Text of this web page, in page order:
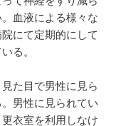
血液による様々な
にて定期的にして
る。
た目で男性に見ら
男性に見られてい
衣室を利用しなけ